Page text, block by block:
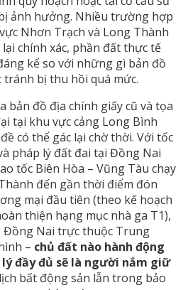
ảnh hưởng. Nhiều trường hợp
Nhơn Trạch và Long Thành
chính xác, phần đất thực tế
kể so với những gì bản đồ
tránh bị thu hồi quá mức.
bản đồ địa chính giấy cũ và tọa
tại khu vực cảng Long Bình
có thể gác lại chờ thời. Với tốc
pháp lý đất đai tại Đồng Nai
tốc Biên Hòa – Vũng Tàu chạy
đến gần thời điểm đón
mại đầu tiên (theo kế hoạch
thiện hạng mục nhà ga T1),
Nai trực thuộc Trung
– chủ đất nào hành động
đầy đủ sẽ là người nắm giữ
bất động sản lẫn trong bảo